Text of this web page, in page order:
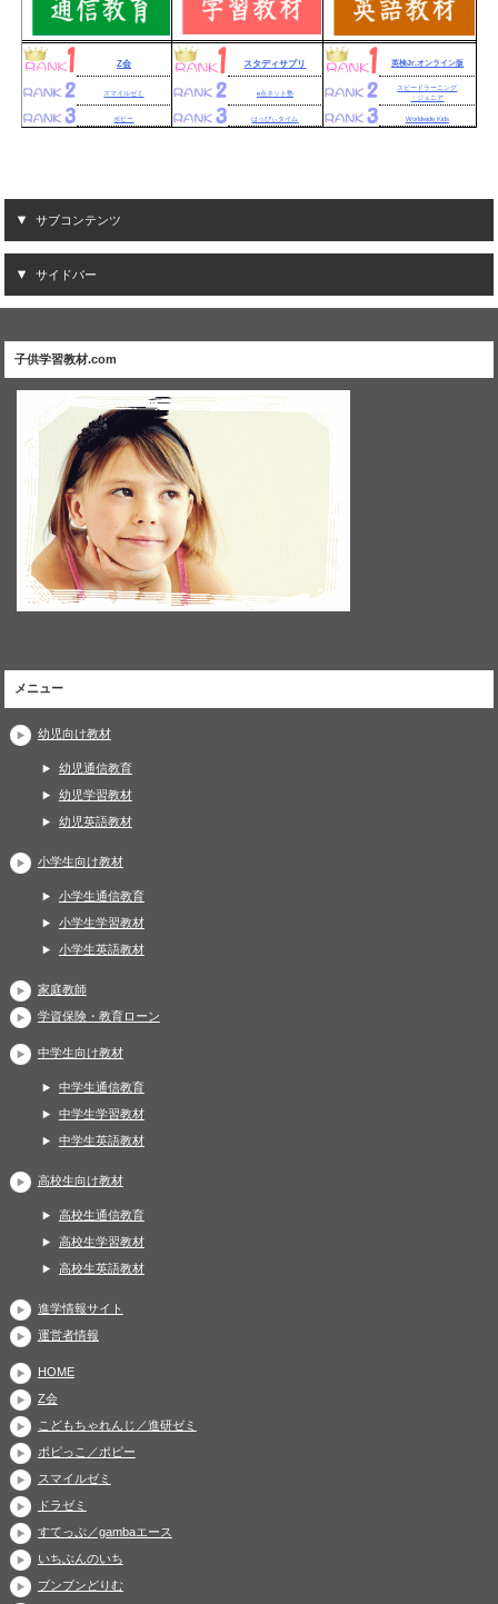
Z会 スタディサプリ 英検Jr.オンライン版
スマイルゼミ e点ネット塾
スピードラーニング
・ジュニア
ポピー はっぴぃタイム Worldwide Kids
サブコンテンツ
サイドバー
子供学習教材.com
メニュー
幼児向け教材
幼児通信教育
幼児学習教材
幼児英語教材
小学生向け教材
小学生通信教育
小学生学習教材
小学生英語教材
家庭教師
学資保険・教育ローン
中学生向け教材
中学生通信教育
中学生学習教材
中学生英語教材
高校生向け教材
高校生通信教育
高校生学習教材
高校生英語教材
進学情報サイト
運営者情報
HOME
Z会
こどもちゃれんじ／進研ゼミ
ポピっこ／ポピー
スマイルゼミ
ドラゼミ
すてっぷ／gambaエース
いちぶんのいち
ブンブンどりむ